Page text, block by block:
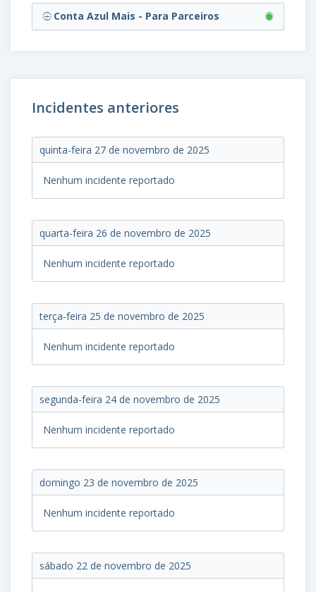
Conta Azul Mais - Para Parceiros
Incidentes anteriores
quinta-feira 27 de novembro de 2025
Nenhum incidente reportado
quarta-feira 26 de novembro de 2025
Nenhum incidente reportado
terça-feira 25 de novembro de 2025
Nenhum incidente reportado
segunda-feira 24 de novembro de 2025
Nenhum incidente reportado
domingo 23 de novembro de 2025
Nenhum incidente reportado
sábado 22 de novembro de 2025